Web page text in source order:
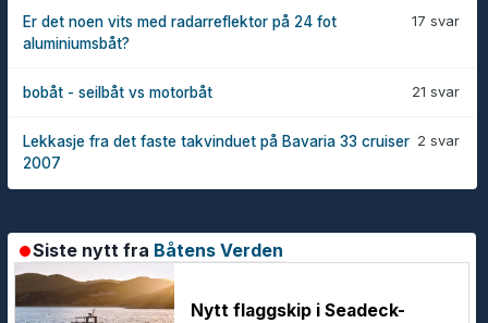
17 svar
Er det noen vits med radarreflektor på 24 fot
aluminiumsbåt?
21 svar
bobåt - seilbåt vs motorbåt
2 svar
Lekkasje fra det faste takvinduet på Bavaria 33 cruiser
2007
Siste nytt fra Båtens Verden
Nytt flaggskip i Seadeck-